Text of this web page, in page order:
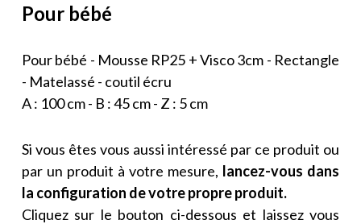
Pour bébé
Pour bébé - Mousse RP25 + Visco 3cm - Rectangle
- Matelassé - coutil écru
A : 100 cm - B : 45 cm - Z : 5 cm
Si vous êtes vous aussi intéressé par ce produit ou
par un produit à votre mesure, lancez-vous dans
la configuration de votre propre produit.
Cliquez sur le bouton ci-dessous et laissez vous